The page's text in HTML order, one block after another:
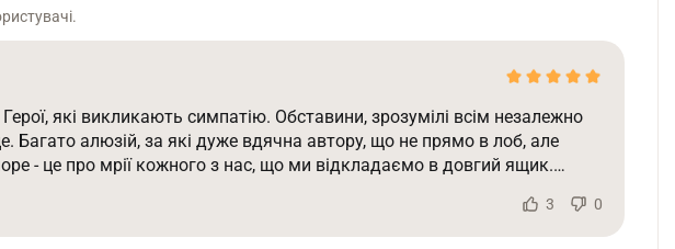
які викликають симпатію. Обставини, зрозумілі всім незалежно
Багато алюзій, за які дуже вдячна автору, що не прямо в лоб, але
про вміння залишатися собою навіть в найтемніші часи. Чудова
знати чи нагадати про добро, про любов, про мрії.
3 0